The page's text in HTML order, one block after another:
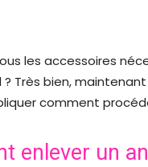
les accessoires
Très bien,
comment
enlever un